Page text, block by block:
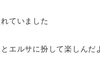
ていました
エルサに扮して楽しんだ